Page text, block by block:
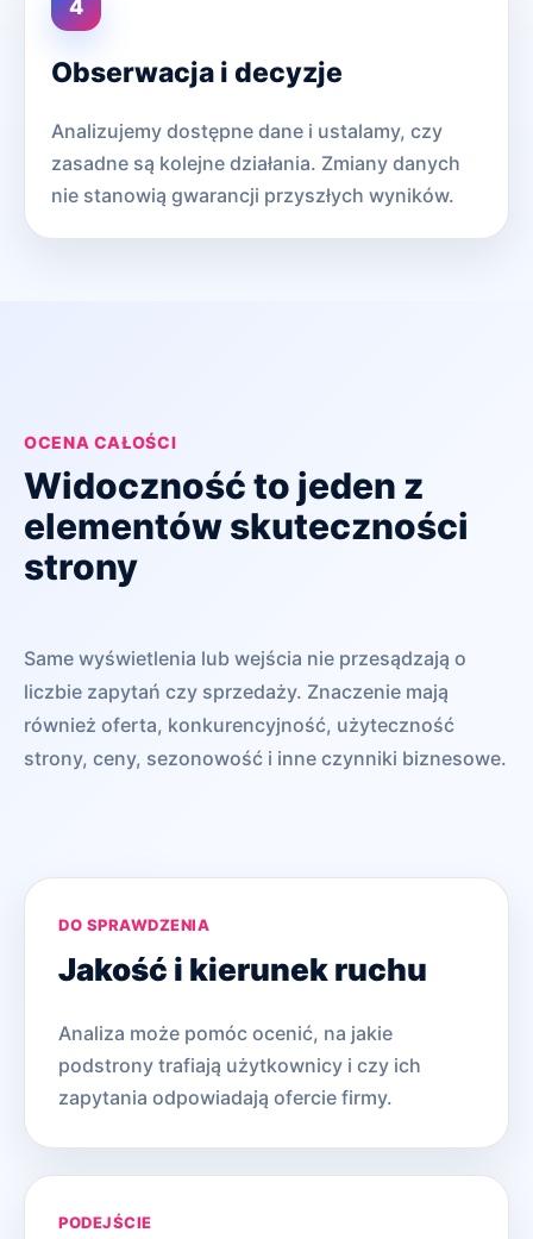
Obserwacja i decyzje
Analizujemy dostępne dane i ustalamy, czy
zasadne są kolejne działania. Zmiany danych
nie stanowią gwarancji przyszłych wyników.
OCENA CAŁOŚCI
Widoczność to jeden z
elementów skuteczności
strony
Same wyświetlenia lub wejścia nie przesądzają o
liczbie zapytań czy sprzedaży. Znaczenie mają
również oferta, konkurencyjność, użyteczność
strony, ceny, sezonowość i inne czynniki biznesowe.
DO SPRAWDZENIA
Jakość i kierunek ruchu
Analiza może pomóc ocenić, na jakie
podstrony trafiają użytkownicy i czy ich
zapytania odpowiadają ofercie firmy.
PODEJŚCIE